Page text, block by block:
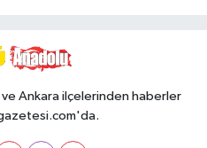
Ankara ilçelerinden haberler